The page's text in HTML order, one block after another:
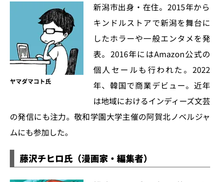
ヤマダマコト氏
新潟市出身・在住。2015年から
キンドルストアで新潟を舞台に
したホラーや一般エンタメを発
表。2016年にはAmazon公式の
個人セールも行われた。2022
年、韓国で商業デビュー。近年
は地域におけるインディーズ文芸
の発信にも注力。敬和学園大学主催の阿賀北ノベルジャ
ムにも参加した。
藤沢チヒロ氏（漫画家・編集者）